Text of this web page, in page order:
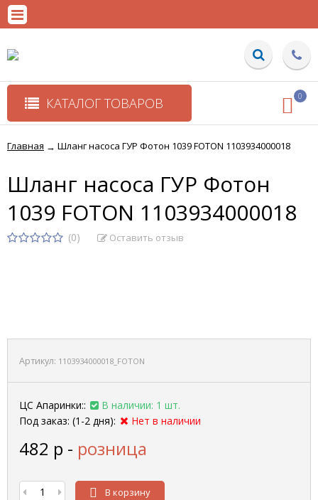
КАТАЛОГ ТОВАРОВ 0
Главная → Шланг насоса ГУР Фотон 1039 FOTON 1103934000018
Шланг насоса ГУР Фотон
1039 FOTON 1103934000018
(0) Оставить отзыв
Артикул: 1103934000018_FOTON
ЦС Апаринки::
В наличии: 1 шт.
Под заказ: (1-2 дня):
Нет в наличии
482 р - розница
В корзину